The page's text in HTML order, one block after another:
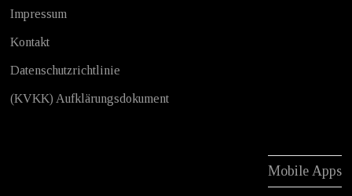
Impressum
Kontakt
Datenschutzrichtlinie
(KVKK) Aufklärungsdokument
Mobile Apps